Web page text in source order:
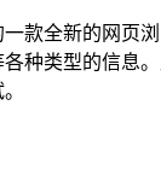
款全新的网页
种类型的信息